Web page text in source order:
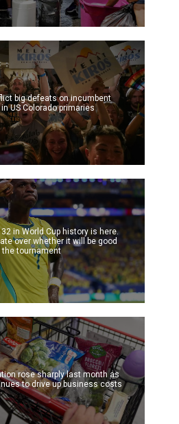
big defeats on incumbent
US Colorado primaries
in World Cup history is here.
over whether it will be good
the tournament
rose sharply last month as
to drive up business costs